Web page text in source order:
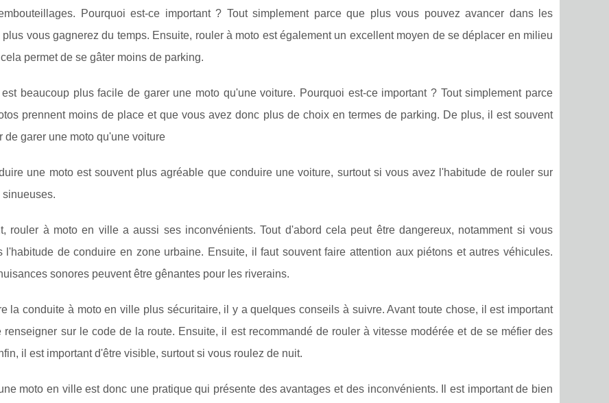
Pourquoi est-ce important ? Tout simplement parce que plus vous pouvez avancer dans les
plus vous gagnerez du temps. Ensuite, rouler à moto est également un excellent moyen de se déplacer en milieu
permet de se gâter moins de parking.
beaucoup plus facile de garer une moto qu'une voiture. Pourquoi est-ce important ? Tout simplement parce
prennent moins de place et que vous avez donc plus de choix en termes de parking. De plus, il est souvent
de garer une moto qu'une voiture
une moto est souvent plus agréable que conduire une voiture, surtout si vous avez l'habitude de rouler sur
sinueuses.
rouler à moto en ville a aussi ses inconvénients. Tout d'abord cela peut être dangereux, notamment si vous
l'habitude de conduire en zone urbaine. Ensuite, il faut souvent faire attention aux piétons et autres véhicules.
sonores peuvent être gênantes pour les riverains.
la conduite à moto en ville plus sécuritaire, il y a quelques conseils à suivre. Avant toute chose, il est important
renseigner sur le code de la route. Ensuite, il est recommandé de rouler à vitesse modérée et de se méfier des
il est important d'être visible, surtout si vous roulez de nuit.
moto en ville est donc une pratique qui présente des avantages et des inconvénients. Il est important de bien